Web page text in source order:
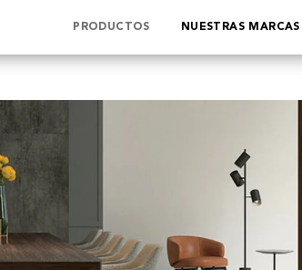
PRODUCTOS NUESTRAS MARCAS